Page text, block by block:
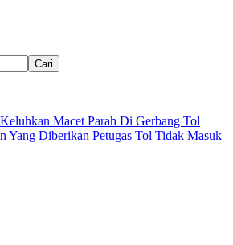
Cari
Macet Parah Di Gerbang Tol
Yang Diberikan Petugas Tol Tidak Masuk